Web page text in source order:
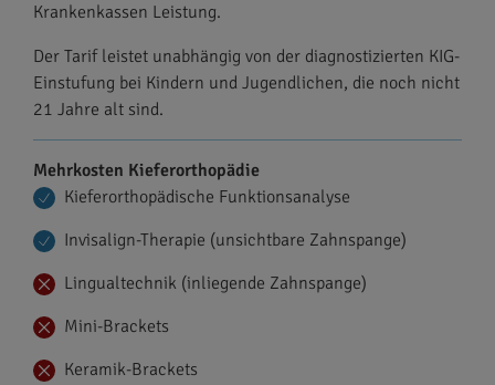
Krankenkassen Leistung.
Der Tarif leistet unabhängig von der diagnostizierten KIG-
Einstufung bei Kindern und Jugendlichen, die noch nicht
21 Jahre alt sind.
Mehrkosten Kieferorthopädie
Kieferorthopädische Funktionsanalyse
Invisalign-Therapie (unsichtbare Zahnspange)
Lingualtechnik (inliegende Zahnspange)
Mini-Brackets
Keramik-Brackets